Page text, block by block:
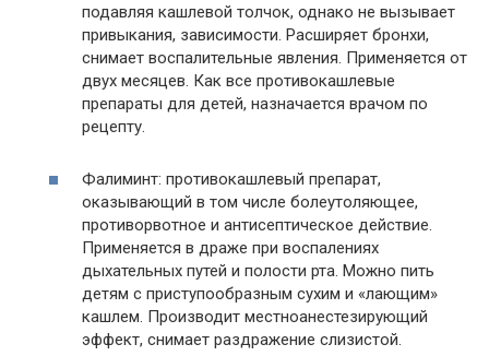
подавляя кашлевой толчок, однако не вызывает
привыкания, зависимости. Расширяет бронхи,
снимает воспалительные явления. Применяется от
двух месяцев. Как все противокашлевые
препараты для детей, назначается врачом по
рецепту.
Фалиминт: противокашлевый препарат,
оказывающий в том числе болеутоляющее,
противорвотное и антисептическое действие.
Применяется в драже при воспалениях
дыхательных путей и полости рта. Можно пить
детям с приступообразным сухим и «лающим»
кашлем. Производит местноанестезирующий
эффект, снимает раздражение слизистой.